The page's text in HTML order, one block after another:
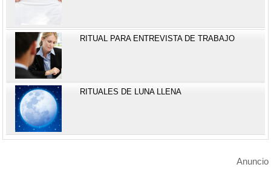
RITUAL PARA ENTREVISTA DE TRABAJO
RITUALES DE LUNA LLENA
Anuncio